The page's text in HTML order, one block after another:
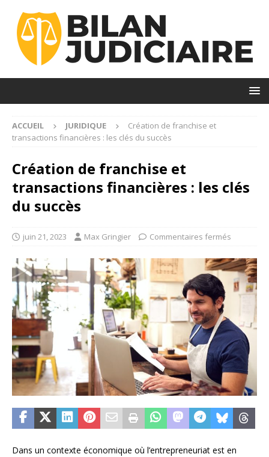
ACCUEIL JURIDIQUE
Création de franchise et
transactions financières : les clés du succès
Création de franchise et
transactions financières : les clés
du succès
juin 21, 2023 Max Gringier Commentaires fermés
Dans un contexte économique où l’entrepreneuriat est en